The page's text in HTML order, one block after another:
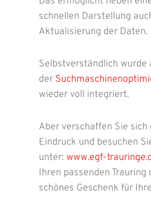
schnellen Darstellung
Aktualisierung der Daten.
Selbstverständlich wurde
der
wieder voll integriert.
Aber verschaffen Sie sich
Eindruck und besuchen
unter: www.egf-
Ihren passenden Trauring
schönes Geschenk für